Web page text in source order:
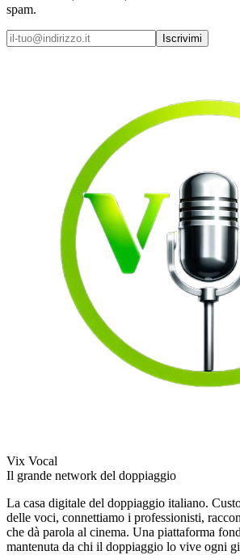
spam.
Iscrivimi
Vix Vocal
Il grande network del doppiaggio
La casa digitale del doppiaggio italiano.
delle voci, connettiamo i professionisti,
che dà parola al cinema. Una piattaforma
mantenuta da chi il doppiaggio lo vive ogni